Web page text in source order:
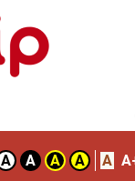
A A A A A